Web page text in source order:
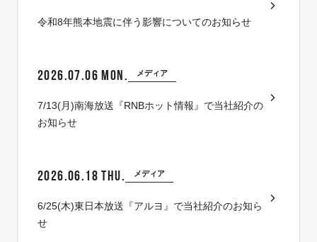
令和8年熊本地震に伴う影響についてのお知らせ
2026.07.06 MON. メディア
7/13(月)南海放送『RNBホット情報』で当社紹介の
お知らせ
2026.06.18 THU. メディア
6/25(木)東日本放送『アルヨ』で当社紹介のお知ら
せ